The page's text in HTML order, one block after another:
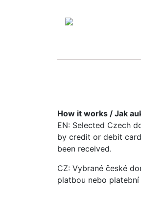
How it works / Jak
EN: Selected Czech
by credit or debit
been received.
CZ: Vybrané české
platbou nebo